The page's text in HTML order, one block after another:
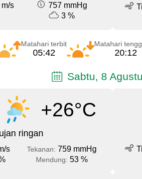
s
757 mmHg
3 %
Matahari terbit
05:42
Matahari
20:12
Sabtu, 8
+26°C
ringan
s Tekanan: 759 mmHg
Mendung: 53 %